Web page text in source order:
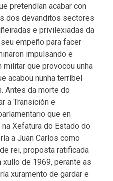
pretendían acabar con
dos devanditos sectores
e privilexiadas da
empeño para facer
impulsando e
militar que provocou unha
acabou nunha terríbel
Antes da morte do
a Transición e
que en
Xefatura do Estado do
a Juan Carlos como
rei, proposta ratificada
de 1969, perante as
xuramento de gardar e